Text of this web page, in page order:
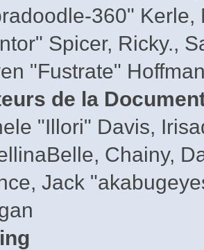
360" Kerle,
Spicer, Ricky.,
"Fustrate"
de la
"Illori" Davis,
Chainy,
Jack